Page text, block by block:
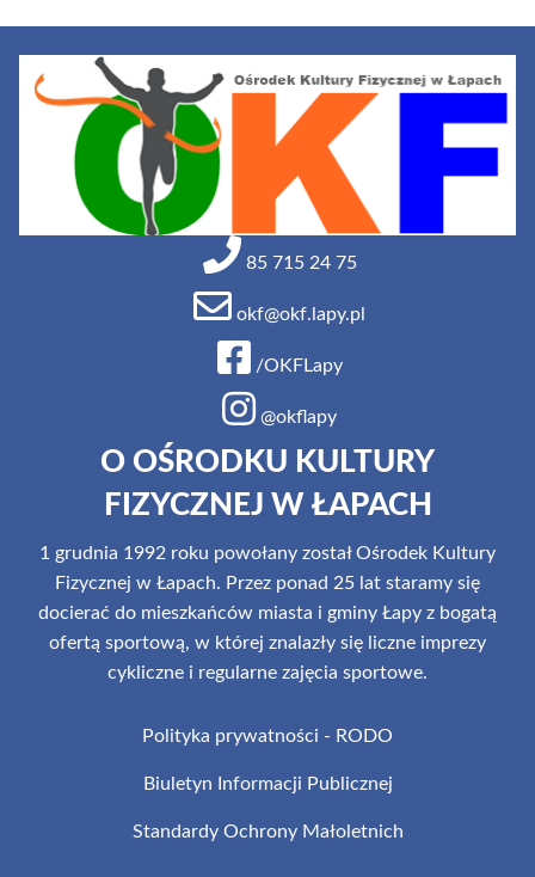
85 715 24 75
okf@okf.lapy.pl
/OKFLapy
@okflapy
O OŚRODKU KULTURY
FIZYCZNEJ W ŁAPACH
1 grudnia 1992 roku powołany został Ośrodek Kultury
Fizycznej w Łapach. Przez ponad 25 lat staramy się
docierać do mieszkańców miasta i gminy Łapy z bogatą
ofertą sportową, w której znalazły się liczne imprezy
cykliczne i regularne zajęcia sportowe.
Polityka prywatności - RODO
Biuletyn Informacji Publicznej
Standardy Ochrony Małoletnich